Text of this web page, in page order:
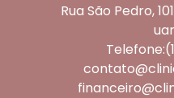
Rua São Pedro,